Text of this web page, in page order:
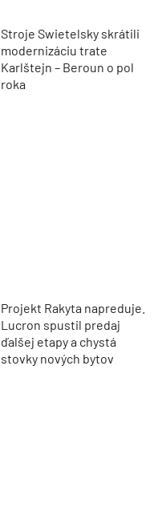
Stroje Swietelsky skrátili
modernizáciu trate
Karlštejn – Beroun o pol
roka
Projekt Rakyta napreduje.
Lucron spustil predaj
ďalšej etapy a chystá
stovky nových bytov